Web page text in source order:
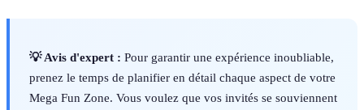
💡 Avis d'expert : Pour garantir une expérience inoubliable,
prenez le temps de planifier en détail chaque aspect de votre
Mega Fun Zone. Vous voulez que vos invités se souviennent